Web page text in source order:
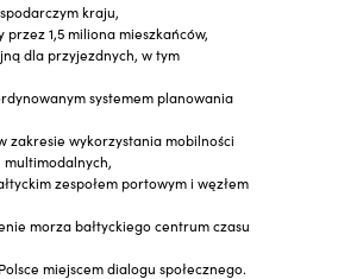
kraju,
przez 1,5 miliona mieszkańców,
dla przyjezdnych, w tym
systemem planowania
zakresie wykorzystania mobilności
zespołem portowym i węzłem
morza bałtyckiego centrum czasu
miejscem dialogu społecznego.